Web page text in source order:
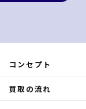
コンセプト
買取の流れ